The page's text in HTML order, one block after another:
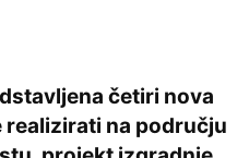
četiri nova
na području